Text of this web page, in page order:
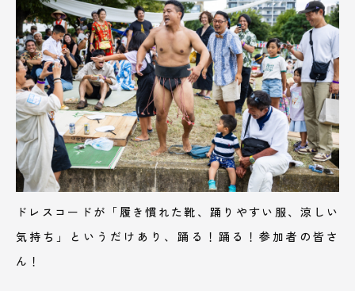
ドレスコードが「履き慣れた靴、踊りやすい服、涼しい
気持ち」というだけあり、踊る！踊る！参加者の皆さ
ん！